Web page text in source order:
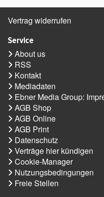
Vertrag widerrufen
Service
About us
RSS
Kontakt
Mediadaten
Ebner Media Group:
AGB Shop
AGB Online
AGB Print
Datenschutz
Verträge hier kündigen
Cookie-Manager
Nutzungsbedingungen
Freie Stellen